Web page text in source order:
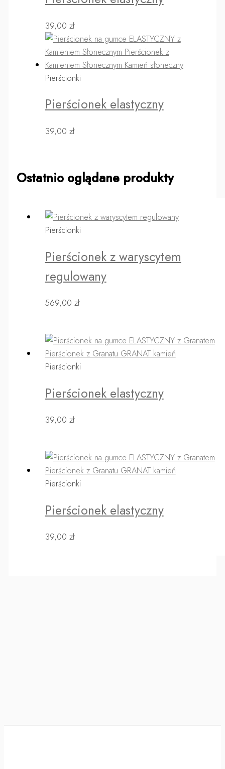
39,00 zł
Pierścionki
Pierścionek elastyczny
39,00 zł
Ostatnio oglądane produkty
Pierścionki
Pierścionek z waryscytem
regulowany
569,00 zł
Pierścionki
Pierścionek elastyczny
39,00 zł
Pierścionki
Pierścionek elastyczny
39,00 zł